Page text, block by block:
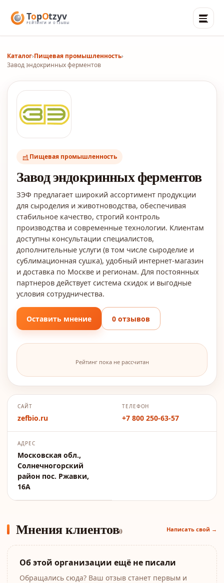
Каталог›Пищевая промышленность›
Завод эндокринных ферментов
Пищевая промышленность
Завод эндокринных ферментов
ЗЭФ предлагает широкий ассортимент продукции
для сыроделия и животноводства, обеспечивая
стабильное качество, строгий контроль
производства и современные технологии. Клиентам
доступны консультации специалистов,
дополнительные услуги (в том числе сыроделие и
сублимационная сушка), удобный интернет-магазин
и доставка по Москве и регионам. Для постоянных
партнеров действует система скидок и выгодные
условия сотрудничества.
Оставить мнение 0 отзывов
Рейтинг пока не рассчитан
САЙТ
zefbio.ru
ТЕЛЕФОН
+7 800 250-63-57
АДРЕС
Московская обл.,
Солнечногорский
район пос. Ржавки,
16А
Мнения клиентов0 Написать свой →
Об этой организации ещё не писали
Обращались сюда? Ваш отзыв станет первым и